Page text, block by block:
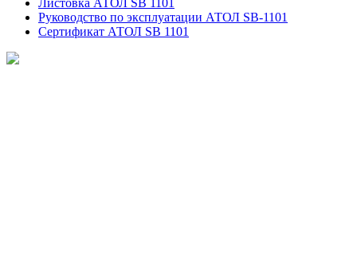
Руководство по эксплуатации АТОЛ SB-1101
Сертификат АТОЛ SB 1101